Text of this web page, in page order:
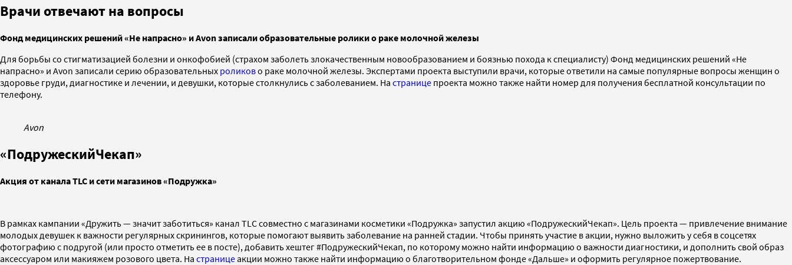
Врачи отвечают на вопросы
Фонд медицинских решений «Не напрасно» и Avon записали образовательные ролики о раке молочной железы
Для борьбы со стигматизацией болезни и онкофобией (страхом заболеть злокачественным новообразованием и боязнью похода к специалисту) Фонд медицинских решений «Не
напрасно» и Avon записали серию образовательных роликово раке молочной железы. Экспертами проекта выступили врачи, которые ответили на самые популярные вопросы женщин о
здоровье груди, диагностике и лечении, и девушки, которые столкнулись с заболеванием. На странице проекта можно также найти номер для получения бесплатной консультации по
телефону.
Avon
«ПодружескийЧекап»
Акция от канала TLC и сети магазинов «Подружка»
В рамках кампании «Дружить — значит заботиться» канал TLC совместно с магазинами косметики «Подружка» запустил акцию «ПодружескийЧекап». Цель проекта — привлечение внимание
молодых девушек к важности регулярных скринингов, которые помогают выявить заболевание на ранней стадии. Чтобы принять участие в акции, нужно выложить у себя в соцсетях
фотографию с подругой (или просто отметить ее в посте), добавить хештег #ПодружескийЧекап, по которому можно найти информацию о важности диагностики, и дополнить свой образ
аксессуаром или макияжем розового цвета. На страницеакции можно также найти информацию о благотворительном фонде «Дальше» и оформить регулярное пожертвование.